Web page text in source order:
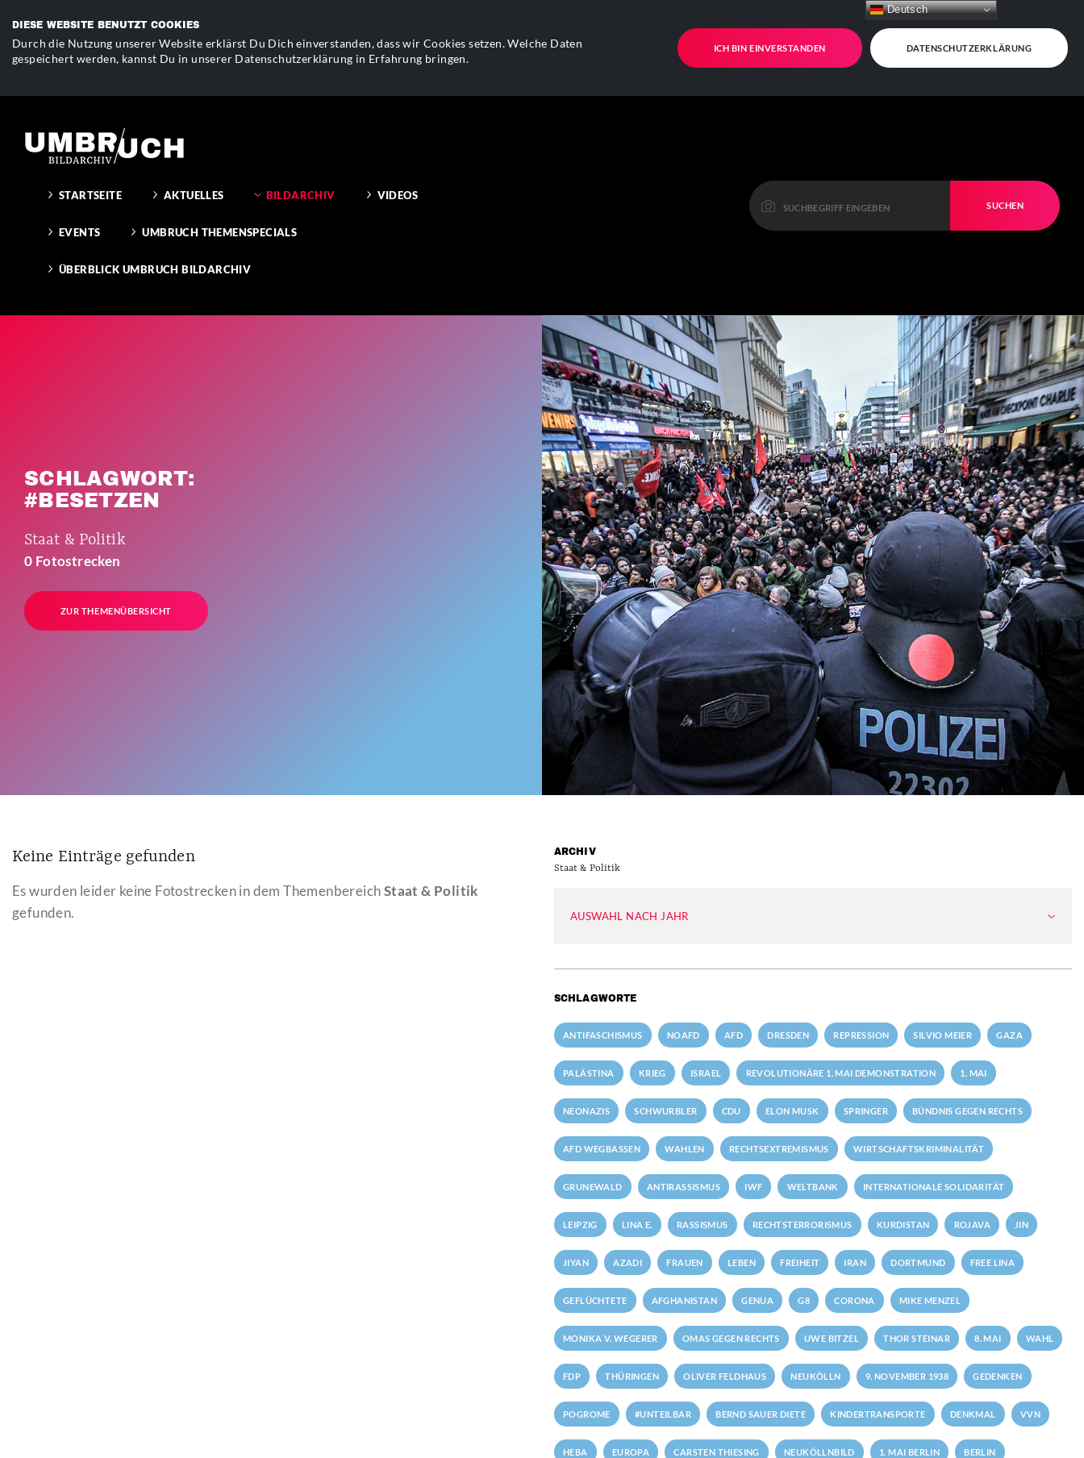
DIESE WEBSITE BENUTZT COOKIES
Durch die Nutzung unserer Website erklärst Du Dich einverstanden, dass wir Cookies setzen. Welche Daten
gespeichert werden, kannst Du in unserer Datenschutzerklärung in Erfahrung bringen.
ICH BIN EINVERSTANDEN DATENSCHUTZERKLÄRUNG
STARTSEITE AKTUELLES BILDARCHIV VIDEOS
EVENTS UMBRUCH THEMENSPECIALS
ÜBERBLICK UMBRUCH BILDARCHIV
SUCHEN
SCHLAGWORT:
#BESETZEN
Staat & Politik
0 Fotostrecken
ZUR THEMENÜBERSICHT
Keine Einträge gefunden
Es wurden leider keine Fotostrecken in dem ThemenbereichStaat & Politik
gefunden.
ARCHIV
Staat & Politik
AUSWAHL NACH JAHR
SCHLAGWORTE
ANTIFASCHISMUS NOAFD AFD DRESDEN REPRESSION SILVIO MEIER GAZA
PALÄSTINA KRIEG ISRAEL REVOLUTIONÄRE 1. MAI DEMONSTRATION 1. MAI
NEONAZIS SCHWURBLER CDU ELON MUSK SPRINGER BÜNDNIS GEGEN RECHTS
AFD WEGBASSEN WAHLEN RECHTSEXTREMISMUS WIRTSCHAFTSKRIMINALITÄT
GRUNEWALD ANTIRASSISMUS IWF WELTBANK INTERNATIONALE SOLIDARITÄT
LEIPZIG LINA E. RASSISMUS RECHTSTERRORISMUS KURDISTAN ROJAVA JIN
JIYAN AZADI FRAUEN LEBEN FREIHEIT IRAN DORTMUND FREE LINA
GEFLÜCHTETE AFGHANISTAN GENUA G8 CORONA MIKE MENZEL
MONIKA V. WEGERER OMAS GEGEN RECHTS UWE BITZEL THOR STEINAR 8. MAI WAHL
FDP THÜRINGEN OLIVER FELDHAUS NEUKÖLLN 9. NOVEMBER 1938 GEDENKEN
POGROME #UNTEILBAR BERND SAUER DIETE KINDERTRANSPORTE DENKMAL VVN
HEBA EUROPA CARSTEN THIESING NEUKÖLLNBILD 1. MAI BERLIN BERLIN
Deutsch